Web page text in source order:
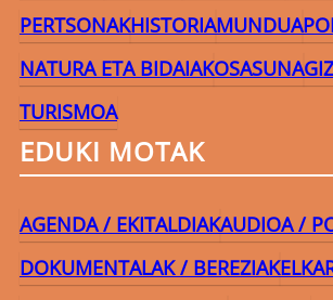
PERTSONAKHISTORIAMUNDUA
NATURA ETA BIDAIAKOSASUNA
TURISMOA
EDUKI MOTAK
AGENDA / EKITALDIAKAUDIOA /
DOKUMENTALAK / BEREZIAK